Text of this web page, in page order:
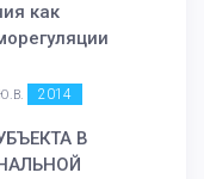
как
2014
В